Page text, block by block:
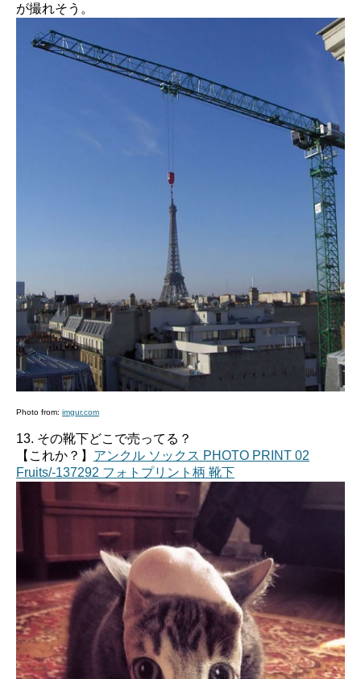
が撮れそう。
Photo from: imgur.com
13. その靴下どこで売ってる？
【これか？】 アンクル ソックス PHOTO PRINT 02
Fruits/-137292 フォトプリント柄 靴下